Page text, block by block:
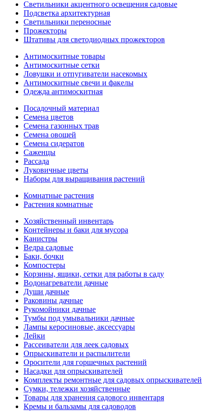
Светильники акцентного освещения садовые
Подсветка архитектурная
Светильники переносные
Прожекторы
Штативы для светодиодных прожекторов
Антимоскитные товары
Антимоскитные сетки
Ловушки и отпугиватели насекомых
Антимоскитные свечи и факелы
Одежда антимоскитная
Посадочный материал
Семена цветов
Семена газонных трав
Семена овощей
Семена сидератов
Саженцы
Рассада
Луковичные цветы
Наборы для выращивания растений
Комнатные растения
Растения комнатные
Хозяйственный инвентарь
Контейнеры и баки для мусора
Канистры
Ведра садовые
Баки, бочки
Компостеры
Корзины, ящики, сетки для работы в саду
Водонагреватели дачные
Души дачные
Раковины дачные
Рукомойники дачные
Тумбы под умывальники дачные
Лампы керосиновые, аксессуары
Лейки
Рассеиватели для леек садовых
Опрыскиватели и распылители
Оросители для горшечных растений
Насадки для опрыскивателей
Комплекты ремонтные для садовых опрыскивателей
Сумки, тележки хозяйственные
Товары для хранения садового инвентаря
Кремы и бальзамы для садоводов